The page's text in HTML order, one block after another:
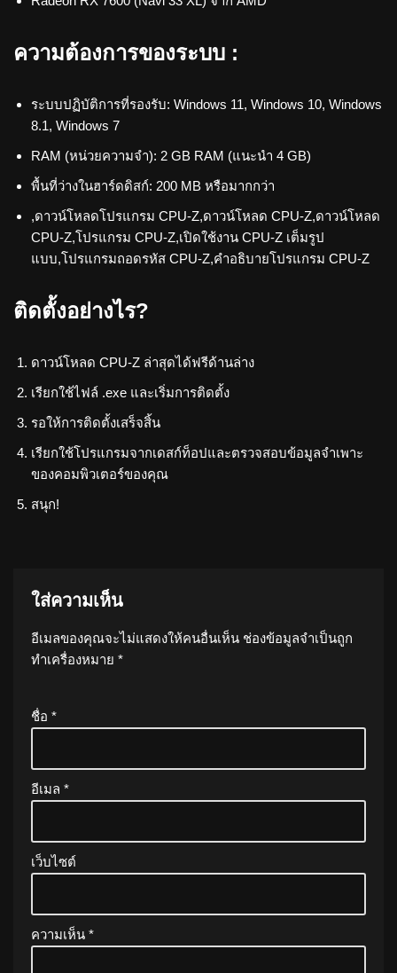
ความต้องการของระบบ :
ระบบปฏิบัติการที่รองรับ: Windows 11, Windows 10, Windows
8.1, Windows 7
RAM (หน่วยความจำ): 2 GB RAM (แนะนำ 4 GB)
พื้นที่ว่างในฮาร์ดดิสก์: 200 MB หรือมากกว่า
,ดาวน์โหลดโปรแกรม CPU-Z,ดาวน์โหลด CPU-Z,ดาวน์โหลด
CPU-Z,โปรแกรม CPU-Z,เปิดใช้งาน CPU-Z เต็มรูป
แบบ,โปรแกรมถอดรหัส CPU-Z,คำอธิบายโปรแกรม CPU-Z
ติดตั้งอย่างไร?
ดาวน์โหลด CPU-Z ล่าสุดได้ฟรีด้านล่าง
เรียกใช้ไฟล์ .exe และเริ่มการติดตั้ง
รอให้การติดตั้งเสร็จสิ้น
เรียกใช้โปรแกรมจากเดสก์ท็อปและตรวจสอบข้อมูลจำเพาะ
ของคอมพิวเตอร์ของคุณ
สนุก!
ใส่ความเห็น
อีเมลของคุณจะไม่แสดงให้คนอื่นเห็น ช่องข้อมูลจำเป็นถูก
ทำเครื่องหมาย *
ชื่อ *
อีเมล *
เว็บไซต์
ความเห็น *